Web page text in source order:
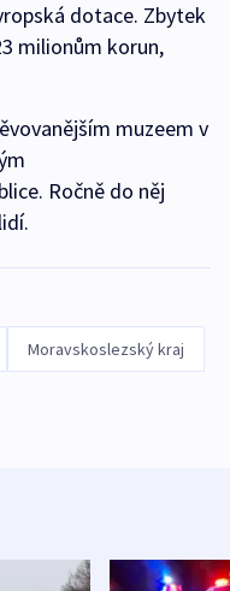
dotace. Zbytek
milionům korun,
muzeem v
Ročně do něj
Moravskoslezský kraj